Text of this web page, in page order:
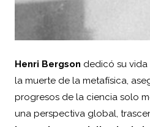
Henri Bergson dedicó su vida
la muerte de la metafísica,
progresos de la ciencia solo
una perspectiva global,